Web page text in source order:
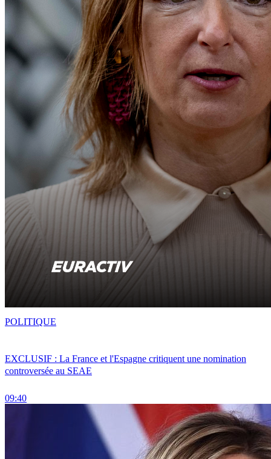
EXCLUSIF : La France et l'Espagne critiquent une nomination
controversée au SEAE
09:40
POLITIQUE